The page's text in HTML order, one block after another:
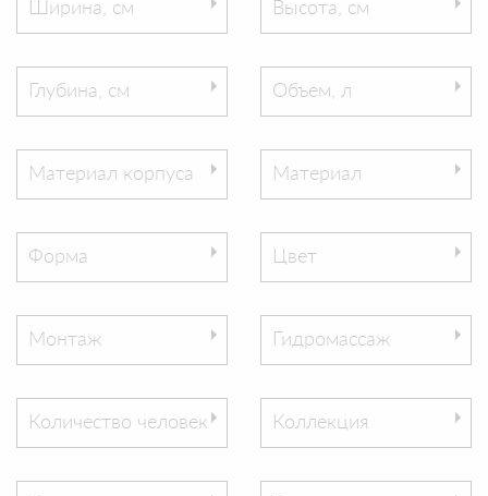
Ширина, см Высота, см
Глубина, см Объем, л
Материал корпуса Материал
Форма Цвет
Монтаж Гидромассаж
Количество человек Коллекция